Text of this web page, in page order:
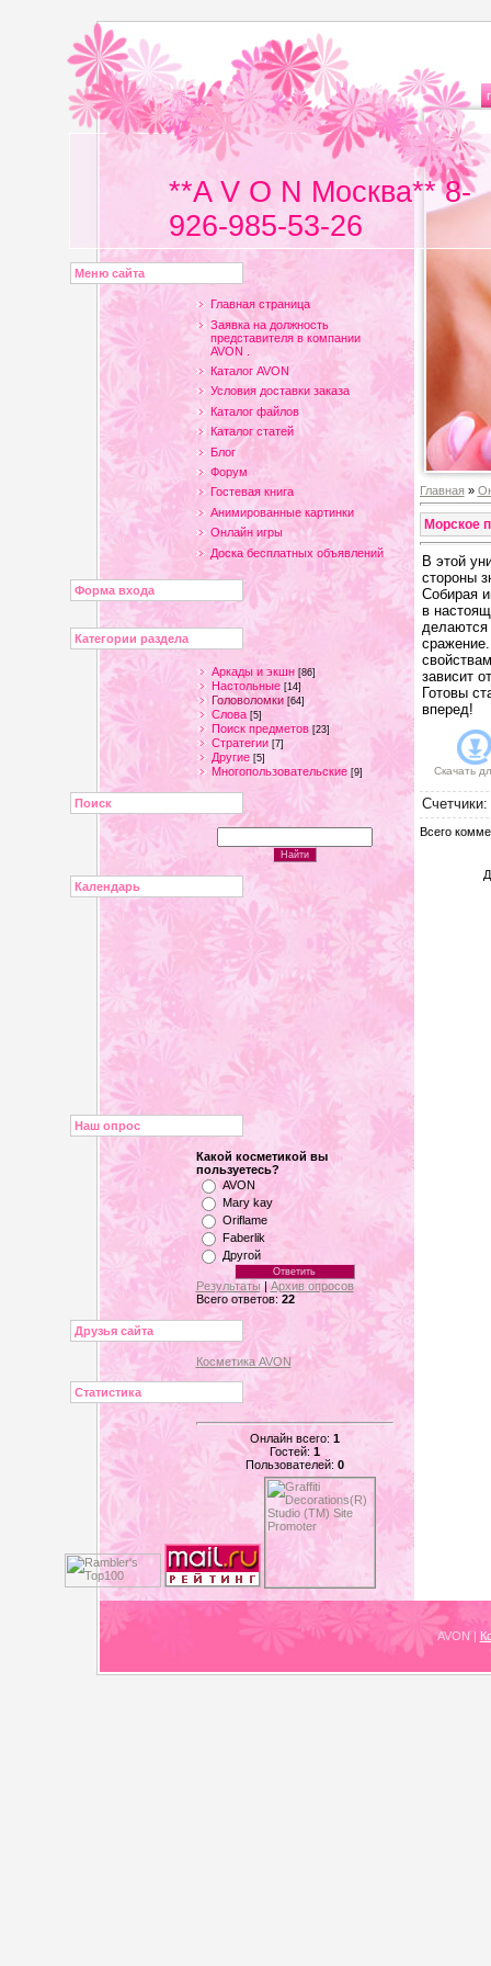
**A V O N Москва** 8-
926-985-53-26
Меню сайта
Главная страница
Заявка на должность
представителя в компании
AVON .
Каталог AVON
Условия доставки заказа
Каталог файлов
Каталог статей
Блог
Форум
Гостевая книга
Анимированные картинки
Онлайн игры
Доска бесплатных объявлений
Форма входа
Категории раздела
Аркады и экшн [86]
Настольные [14]
Головоломки [64]
Слова [5]
Поиск предметов [23]
Стратегии [7]
Другие [5]
Многопользовательские [9]
Поиск
Календарь
Наш опрос
Какой косметикой вы
пользуетесь?
AVON
Mary kay
Oriflame
Faberlik
Другой
Результаты |Архив опросов
Всего ответов: 22
Друзья сайта
Косметика AVON
Статистика
Онлайн всего: 1
Гостей: 1
Пользователей: 0
Главная»
Морское
В этой
стороны
Собирая
в
делаются
зависит
Готовы
вперед!
Скачать
Счетчики:
Всего
AVON|